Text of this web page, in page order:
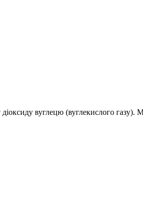
діоксиду вуглецю (вуглекислого